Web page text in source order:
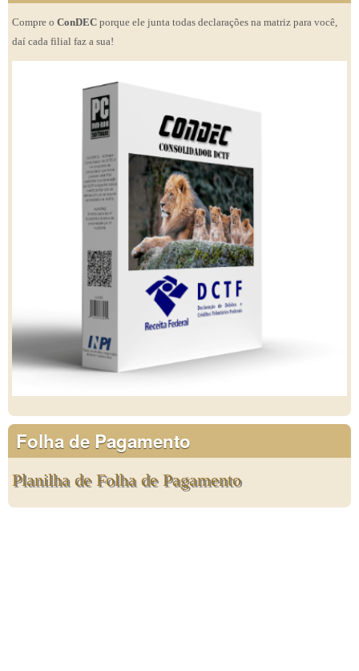
Compre o ConDEC porque ele junta todas declarações na matriz para você,
daí cada filial faz a sua!
Folha de Pagamento
Planilha de Folha de Pagamento